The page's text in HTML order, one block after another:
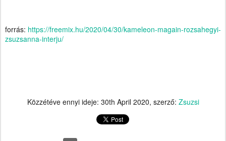
forrás: https://freemix.hu/2020/04/30/kameleon-magain-rozsahegyi-
zsuzsanna-interju/
Közzétéve ennyi ideje: 30th April 2020, szerző: Zsuzsi